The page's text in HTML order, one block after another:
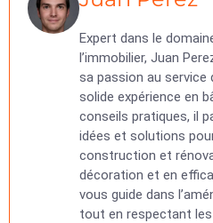
Expert dans le
l’immobilier, Juan
sa passion au service
solide expérience en
conseils pratiques, il
idées et solutions
construction et
décoration et en
vous guide dans
tout en respectant